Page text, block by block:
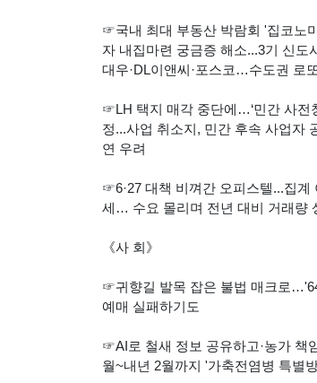
☞국내 최대 부동산 박람회 '집코노
자 내집마련 궁금증 해소...3기 신도
대우·DL이앤씨·포스코…수도권 로
☞LH 택지 매각 중단에…‘민간 사전
정...사업 취소지, 민간 후속 사업자
연 우려
☞6·27 대책 비껴간 오피스텔...집계
세… 수요 몰리며 전년 대비 거래량
《사 회》
☞귀향길 발목 잡은 불법 매크로
예매 실패하기도
☞AI로 철새 정보 공유하고·농가 책
월~내년 2월까지 '가축전염병 특별